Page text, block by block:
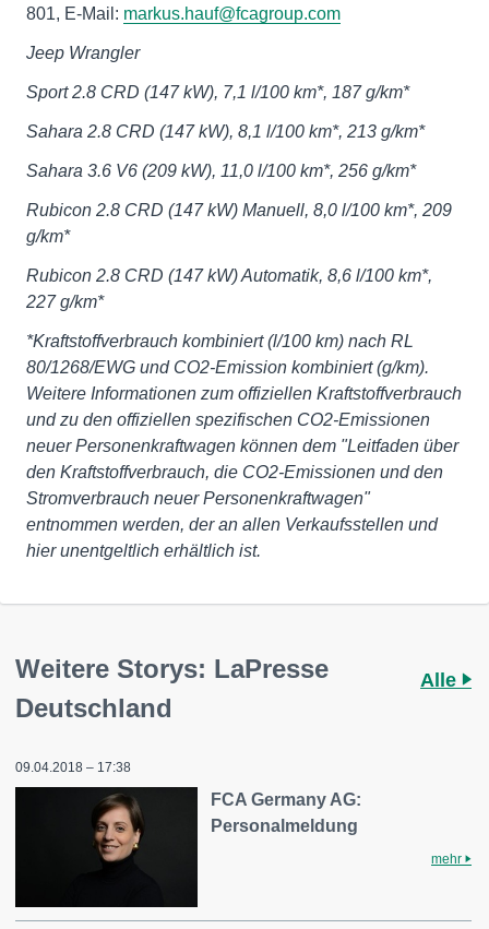
801, E-Mail: markus.hauf@fcagroup.com
Jeep Wrangler
Sport 2.8 CRD (147 kW), 7,1 l/100 km*, 187 g/km*
Sahara 2.8 CRD (147 kW), 8,1 l/100 km*, 213 g/km*
Sahara 3.6 V6 (209 kW), 11,0 l/100 km*, 256 g/km*
Rubicon 2.8 CRD (147 kW) Manuell, 8,0 l/100 km*, 209
g/km*
Rubicon 2.8 CRD (147 kW) Automatik, 8,6 l/100 km*,
227 g/km*
*Kraftstoffverbrauch kombiniert (l/100 km) nach RL
80/1268/EWG und CO2-Emission kombiniert (g/km).
Weitere Informationen zum offiziellen Kraftstoffverbrauch
und zu den offiziellen spezifischen CO2-Emissionen
neuer Personenkraftwagen können dem "Leitfaden über
den Kraftstoffverbrauch, die CO2-Emissionen und den
Stromverbrauch neuer Personenkraftwagen"
entnommen werden, der an allen Verkaufsstellen und
hier unentgeltlich erhältlich ist.
Weitere Storys: LaPresse
Deutschland
Alle
09.04.2018 – 17:38
FCA Germany AG:
Personalmeldung
mehr